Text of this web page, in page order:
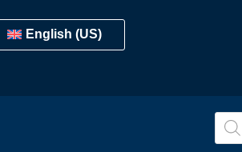
English (US)